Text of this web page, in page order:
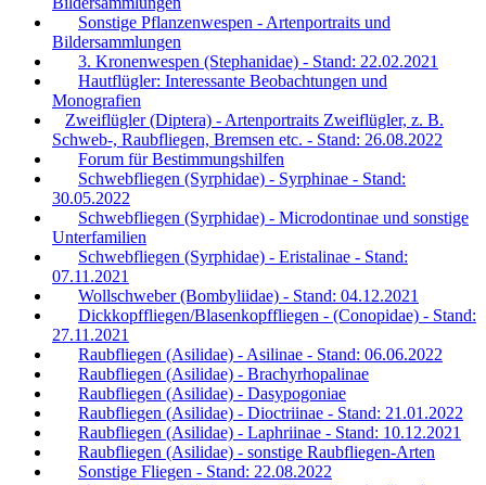
Sonstige Pflanzenwespen - Artenportraits und
Bildersammlungen
3. Kronenwespen (Stephanidae) - Stand: 22.02.2021
Hautflügler: Interessante Beobachtungen und
Monografien
Zweiflügler (Diptera) - Artenportraits Zweiflügler, z. B.
Schweb-, Raubfliegen, Bremsen etc. - Stand: 26.08.2022
Forum für Bestimmungshilfen
Schwebfliegen (Syrphidae) - Syrphinae - Stand:
30.05.2022
Schwebfliegen (Syrphidae) - Microdontinae und sonstige
Unterfamilien
Schwebfliegen (Syrphidae) - Eristalinae - Stand:
07.11.2021
Wollschweber (Bombyliidae) - Stand: 04.12.2021
Dickkopffliegen/Blasenkopffliegen - (Conopidae) - Stand:
27.11.2021
Raubfliegen (Asilidae) - Asilinae - Stand: 06.06.2022
Raubfliegen (Asilidae) - Brachyrhopalinae
Raubfliegen (Asilidae) - Dasypogoniae
Raubfliegen (Asilidae) - Dioctriinae - Stand: 21.01.2022
Raubfliegen (Asilidae) - Laphriinae - Stand: 10.12.2021
Raubfliegen (Asilidae) - sonstige Raubfliegen-Arten
Sonstige Fliegen - Stand: 22.08.2022